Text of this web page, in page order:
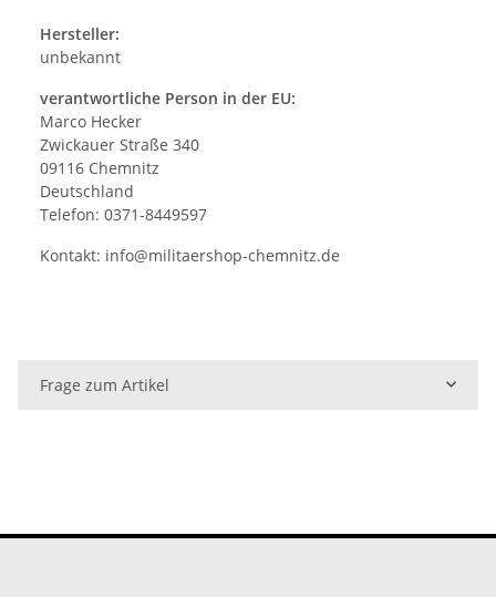
Hersteller:
unbekannt
verantwortliche Person in der EU:
Marco Hecker
Zwickauer Straße 340
09116 Chemnitz
Deutschland
Telefon: 0371-8449597
Kontakt: info@militaershop-chemnitz.de
Frage zum Artikel